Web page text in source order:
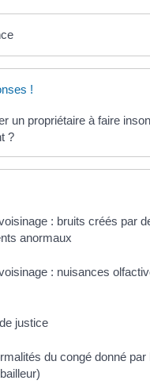
!
un propriétaire à faire
?
: bruits créés par
anormaux
: nuisances
justice
du congé donné par